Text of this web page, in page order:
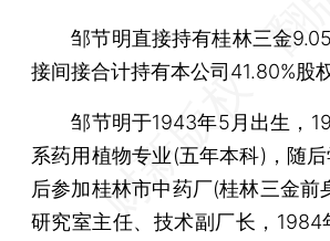
邹节明直接持有桂林三金
接间接合计持有本公司41.80%股
邹节明于1943年5月出生，
系药用植物专业(五年本科)，随
后参加桂林市中药厂(桂林三金前
研究室主任、技术副厂长，